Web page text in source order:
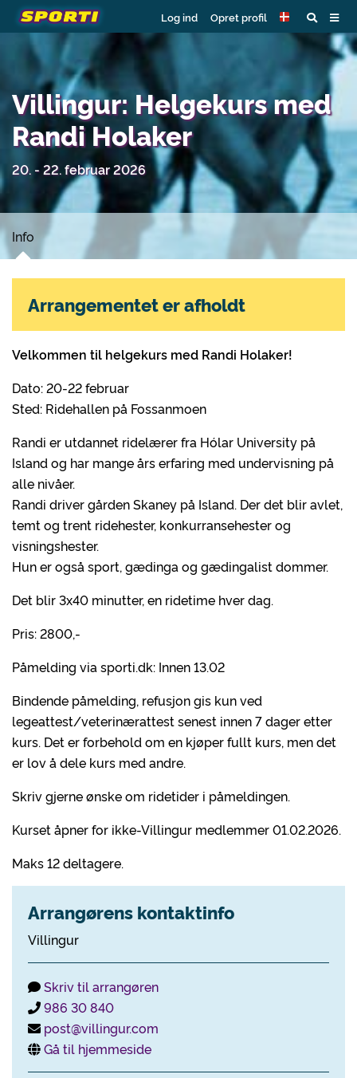
Log ind Opret profil
Villingur: Helgekurs med
Randi Holaker
20. - 22. februar 2026
Info
Velkommen til helgekurs med Randi Holaker!
Dato: 20-22 februar
Sted: Ridehallen på Fossanmoen
Randi er utdannet ridelærer fra Hólar University på
Island og har mange års erfaring med undervisning på
alle nivåer.
Randi driver gården Skaney på Island. Der det blir avlet,
temt og trent ridehester, konkurransehester og
visningshester.
Hun er også sport, gædinga og gædingalist dommer.
Det blir 3x40 minutter, en ridetime hver dag.
Pris: 2800,-
Påmelding via sporti.dk: Innen 13.02
Bindende påmelding, refusjon gis kun ved
legeattest/veterinærattest senest innen 7 dager etter
kurs. Det er forbehold om en kjøper fullt kurs, men det
er lov å dele kurs med andre.
Skriv gjerne ønske om ridetider i påmeldingen.
Kurset åpner for ikke-Villingur medlemmer 01.02.2026.
Maks 12 deltagere.
Arrangørens kontaktinfo
Villingur
Skriv til arrangøren
986 30 840
post@villingur.com
Gå til hjemmeside
Arrangementet er afholdt